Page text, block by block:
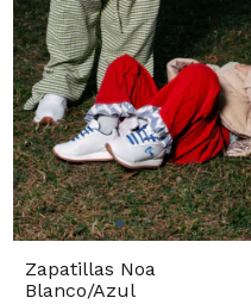
Zapatillas Noa
Blanco/Azul